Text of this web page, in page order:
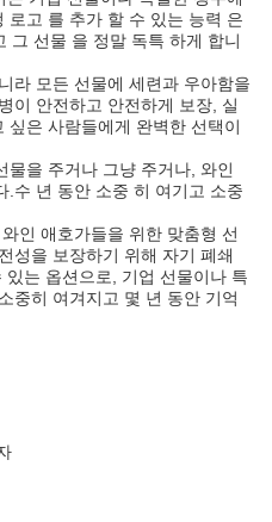
로고 를 추가 할 수 있는 능력 은
그 선물 을 정말 독특 하게 합니
라 모든 선물에 세련과 우아함을
이 안전하고 안전하게 보장, 실
싶은 사람들에게 완벽한 선택이
물을 주거나 그냥 주거나, 와인
.수 년 동안 소중 히 여기고 소중
인 애호가들을 위한 맞춤형 선
성을 보장하기 위해 자기 폐쇄
는 옵션으로, 기업 선물이나 특
중히 여겨지고 몇 년 동안 기억